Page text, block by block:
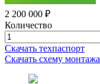
2 200 000 ₽
Количество
Количество
товара
Ливневые
сооружения
Скачать техпаспорт
Скачать схему монтажа